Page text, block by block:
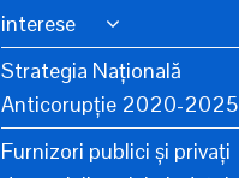
interese
Strategia Națională
Anticorupție 2020-2025
Furnizori publici și privați